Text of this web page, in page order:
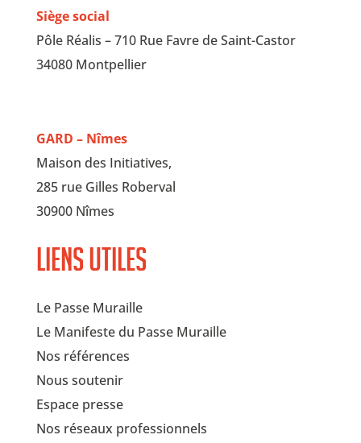
Siège social
Pôle Réalis – 710 Rue Favre de Saint-Castor
34080 Montpellier
GARD – Nîmes
Maison des Initiatives,
285 rue Gilles Roberval
30900 Nîmes
Liens utiles
Le Passe Muraille
Le Manifeste du Passe Muraille
Nos références
Nous soutenir
Espace presse
Nos réseaux professionnels